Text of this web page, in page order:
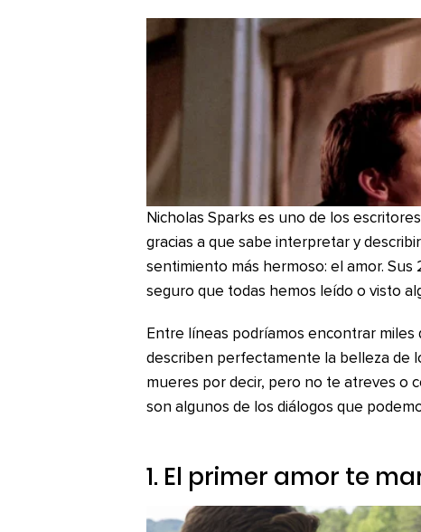
Nicholas Sparks es uno de los
gracias a que sabe interpretar y
sentimiento más hermoso: el amor.
seguro que todas hemos leído o visto
Entre líneas podríamos encontrar miles
describen perfectamente la belleza de
mueres por decir, pero no te atreves o
son algunos de los diálogos que
1. El primer amor te